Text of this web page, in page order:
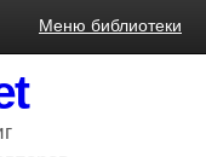
Меню библиотеки